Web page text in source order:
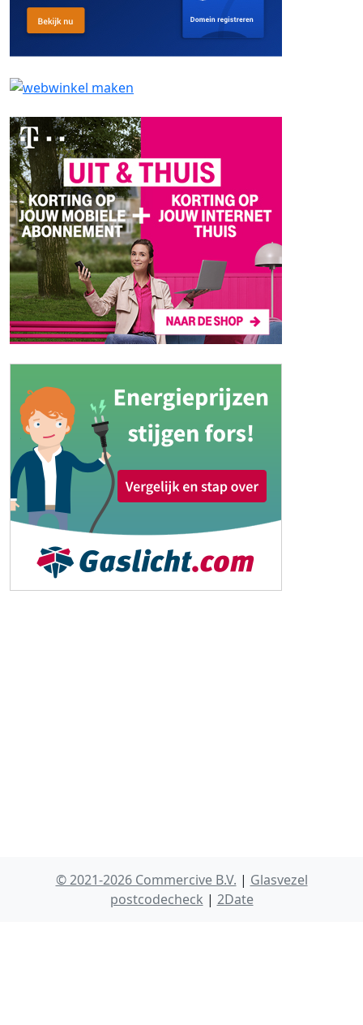
© 2021-2026 Commercive B.V. | Glasvezel
postcodecheck | 2Date